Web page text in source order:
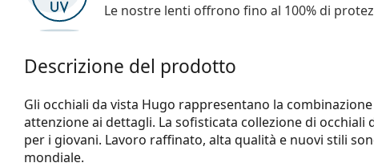
Le nostre lenti offrono fino al 100% di
Descrizione del prodotto
Gli occhiali da vista Hugo rappresentano la
attenzione ai dettagli. La sofisticata collezione di
per i giovani. Lavoro raffinato, alta qualità e nuovi stili
mondiale.